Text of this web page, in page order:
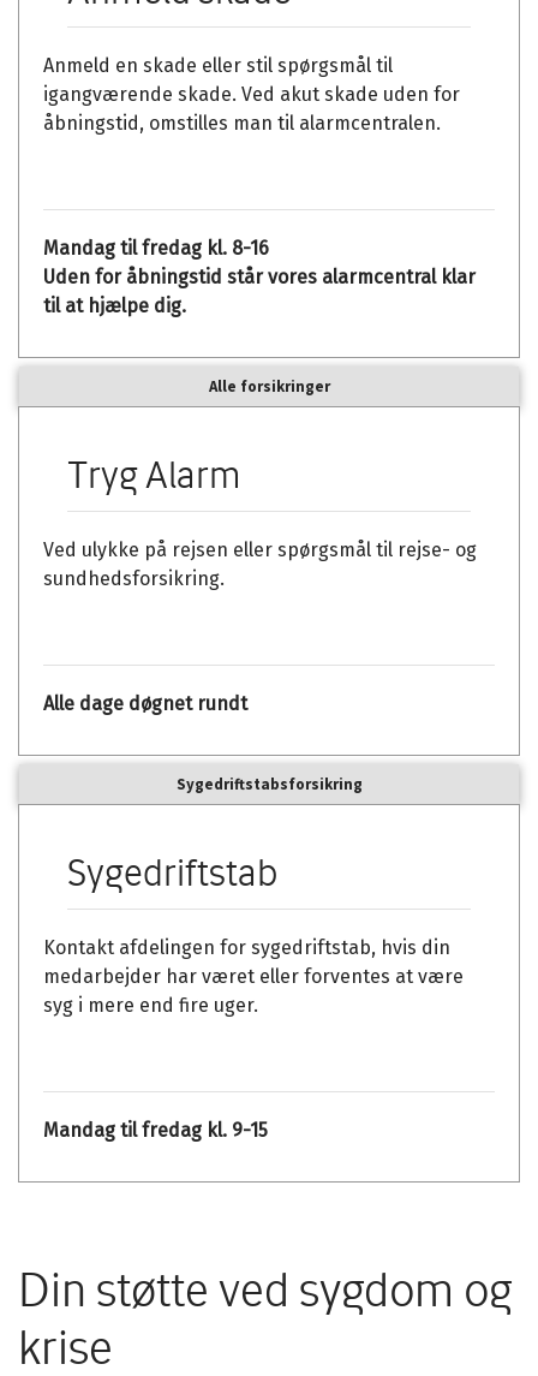
Anmeld en skade eller stil spørgsmål til
igangværende skade. Ved akut skade uden for
åbningstid, omstilles man til alarmcentralen.
Mandag til fredag kl. 8-16
Uden for åbningstid står vores alarmcentral klar
til at hjælpe dig.
Alle forsikringer
Tryg Alarm
Ved ulykke på rejsen eller spørgsmål til rejse- og
sundhedsforsikring.
Alle dage døgnet rundt
Sygedriftstabsforsikring
Sygedriftstab
Kontakt afdelingen for sygedriftstab, hvis din
medarbejder har været eller forventes at være
syg i mere end fire uger.
Mandag til fredag kl. 9-15
Din støtte ved sygdom og
krise